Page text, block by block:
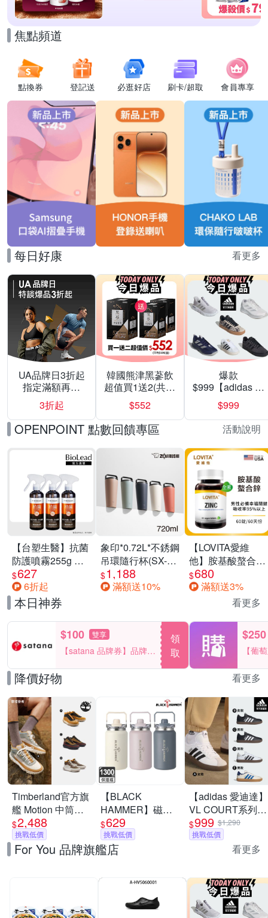
焦點頻道
點換券 登記送 必逛好店 刷卡/超取 會員專享
每日好康 看更多
UA品牌日3折起
指定滿額再折
200
3折起
韓國熊津黑蔘飲
超值買1送2(共24
入組)
$552
爆款
$999【adidas 愛
迪達】男/女 精選
運動鞋休閒鞋 任
選均一價
$999
OPENPOINT 點數回饋專區 活動說明
【台塑生醫】抗菌
防護噴霧255g 三
入組
$627
6折起
象印*0.72L*不銹鋼
吊環隨行杯(SX-
LA72H)
$1,188
滿額送10%
【LOVITA愛維
他】胺基酸螯合鋅
x2瓶30mg素食錠
(鋅錠)
$680
滿額送3%
本日神券 看更多
$100 雙享
【satana 品牌券】品牌週
領
取
$250
【葡
降價好物 看更多
Timberland官方旗
艦 Motion 中筒健
行鞋 男鞋(多款任
選)
$2,488
挑戰低價
【BLACK
HAMMER】磁吸
大容量手提不鏽鋼
保溫保冰雙飲杯
1300ML(三色任選)
$629
挑戰低價
【adidas 愛迪達】
VL COURT系列
運動休閒鞋 男鞋/
女鞋 (多款任選)
$999 $1,290
挑戰低價
For You 品牌旗艦店 看更多